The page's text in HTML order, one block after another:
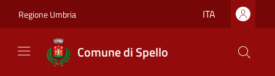
Regione Umbria ITA
Comune di Spello